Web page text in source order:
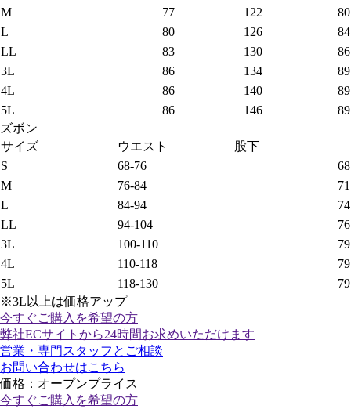
M
77 122
80
L
80 126
84
LL
83 130
86
3L
86 134
89
4L
86 140
89
5L
86 146
89
ズボン
サイズ
ウエスト
股下
S
68-76
68
M
76-84
71
L
84-94
74
LL
94-104
76
3L
100-110
79
4L
110-118
79
5L
118-130
79
※3L以上は価格アップ
今すぐご購入 を希望の方
弊社ECサイトから24時間お求めいただけます
営業・専門スタッフとご相談
お問い合わせはこちら
価格：オープンプライス
今すぐご購入 を希望の方